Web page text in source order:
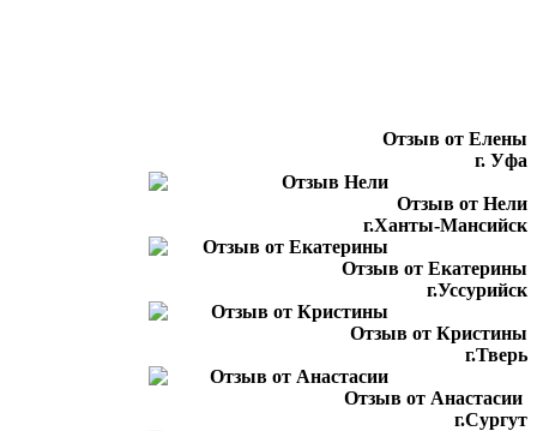
Отзыв от Елены
г. Уфа
Отзыв от Нели
г.Ханты-Мансийск
Отзыв от Екатерины
г.Уссурийск
Отзыв от Кристины
г.Тверь
Отзыв от Анастасии
г.Сургут